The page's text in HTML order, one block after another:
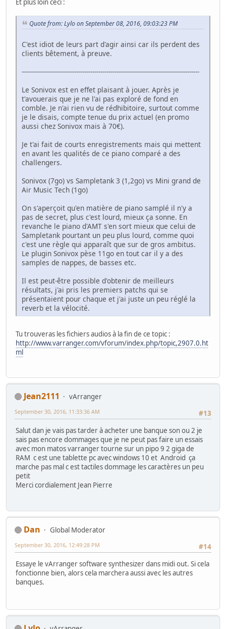
Et plus loin ceci :
Quote from: Lylo on September 08, 2016, 09:03:23 PM
C'est idiot de leurs part d'agir ainsi car ils perdent des
clients bêtement, à preuve.
----------------------------------------------------------------------------------------
Le Sonivox est en effet plaisant à jouer. Après je
t'avouerais que je ne l'ai pas exploré de fond en
comble. Je n'ai rien vu de rédhibitoire, surtout comme
je le disais, compte tenue du prix actuel (en promo
aussi chez Sonivox mais à 70€).
Je t'ai fait de courts enregistrements mais qui mettent
en avant les qualités de ce piano comparé a des
challengers.
Sonivox (7go) vs Sampletank 3 (1,2go) vs Mini grand de
Air Music Tech (1go)
On s'aperçoit qu'en matière de piano samplé il n'y a
pas de secret, plus c'est lourd, mieux ça sonne. En
revanche le piano d'AMT s'en sort mieux que celui de
Sampletank pourtant un peu plus lourd, comme quoi
c'est une règle qui apparaît que sur de gros ambitus.
Le plugin Sonivox pèse 11go en tout car il y a des
samples de nappes, de basses etc.
Il est peut-être possible d'obtenir de meilleurs
résultats, j'ai pris les premiers patchs qui se
présentaient pour chaque et j'ai juste un peu réglé la
reverb et la vélocité.
Tu trouveras les fichiers audios à la fin de ce topic :
http://www.varranger.com/vforum/index.php/topic,2907.0.ht
ml
Jean2111
vArranger
#13
September 30, 2016, 11:33:36 AM
Salut dan je vais pas tarder à acheter une banque son ou 2 je
sais pas encore dommages que je ne peut pas faire un essais
avec mon matos varranger tourne sur un pipo 9 2 giga de
RAM c est une tablette pc avec windows 10 et Android ça
marche pas mal c est tactiles dommage les caractères un peu
petit
Merci cordialement Jean Pierre
Dan
Global Moderator
#14
September 30, 2016, 12:49:28 PM
Essaye le vArranger software synthesizer dans midi out. Si cela
fonctionne bien, alors cela marchera aussi avec les autres
banques.